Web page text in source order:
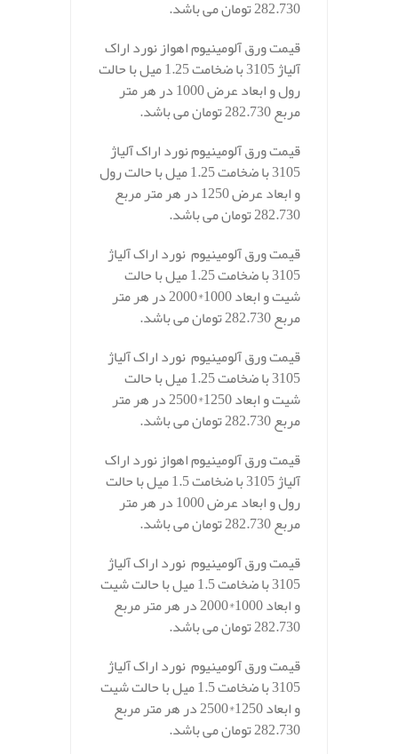
282.730 تومان می باشد.
قیمت ورق آلومینیوم اهواز نورد اراک
آلیاژ 3105 با ضخامت 1.25 میل با حالت
رول و ابعاد عرض 1000 در هر متر
مربع 282.730 تومان می باشد.
قیمت ورق آلومینیوم نورد اراک آلیاژ
3105 با ضخامت 1.25 میل با حالت رول
و ابعاد عرض 1250 در هر متر مربع
282.730 تومان می باشد.
قیمت ورق آلومینیوم نورد اراک آلیاژ
3105 با ضخامت 1.25 میل با حالت
شیت و ابعاد 1000*2000 در هر متر
مربع 282.730 تومان می باشد.
قیمت ورق آلومینیوم نورد اراک آلیاژ
3105 با ضخامت 1.25 میل با حالت
شیت و ابعاد 1250*2500 در هر متر
مربع 282.730 تومان می باشد.
قیمت ورق آلومینیوم اهواز نورد اراک
آلیاژ 3105 با ضخامت 1.5 میل با حالت
رول و ابعاد عرض 1000 در هر متر
مربع 282.730 تومان می باشد.
قیمت ورق آلومینیوم نورد اراک آلیاژ
3105 با ضخامت 1.5 میل با حالت شیت
و ابعاد 1000*2000 در هر متر مربع
282.730 تومان می باشد.
قیمت ورق آلومینیوم نورد اراک آلیاژ
3105 با ضخامت 1.5 میل با حالت شیت
و ابعاد 1250*2500 در هر متر مربع
282.730 تومان می باشد.